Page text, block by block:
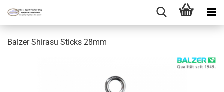
Balzer Shirasu Sticks 28mm